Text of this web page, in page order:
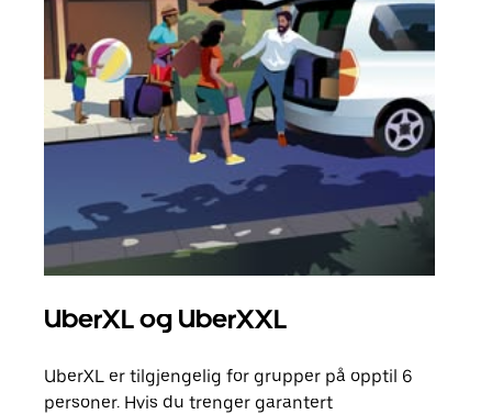
UberXL og UberXXL
UberXL er tilgjengelig for grupper på opptil 6
personer. Hvis du trenger garantert